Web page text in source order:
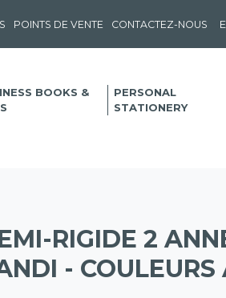
POINTS DE VENTE CONTACTEZ-NOUS
BOOKS &
PERSONAL
STATIONERY
RIGIDE 2
- COULEURS